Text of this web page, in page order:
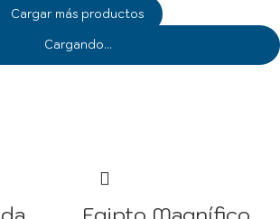
Cargar más productos
Cargando...